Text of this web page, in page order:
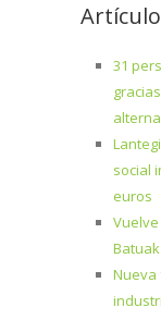
31
social
euros
Batuak
Nueva